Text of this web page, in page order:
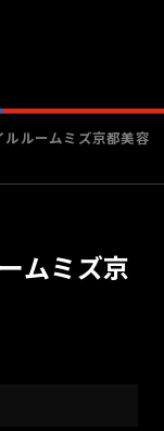
ルームミズ京都美容
ムミズ京